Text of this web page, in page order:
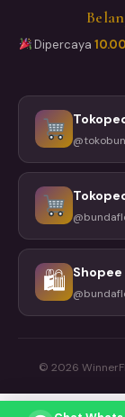
Dipercaya
🛍 Shopee
© 2026